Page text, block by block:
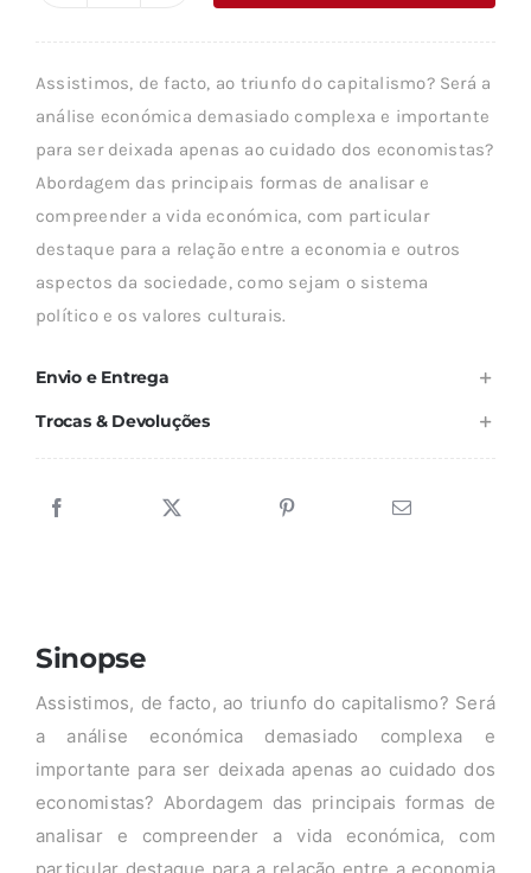
era:
é:
Assistimos, de facto, ao triunfo do capitalismo? Será a
análise económica demasiado complexa e importante
para ser deixada apenas ao cuidado dos economistas?
Abordagem das principais formas de analisar e
compreender a vida económica, com particular
destaque para a relação entre a economia e outros
aspectos da sociedade, como sejam o sistema
político e os valores culturais.
Envio e Entrega
Trocas & Devoluções
Sinopse
Assistimos, de facto, ao triunfo do capitalismo? Será
a análise económica demasiado complexa e
importante para ser deixada apenas ao cuidado dos
economistas? Abordagem das principais formas de
analisar e compreender a vida económica, com